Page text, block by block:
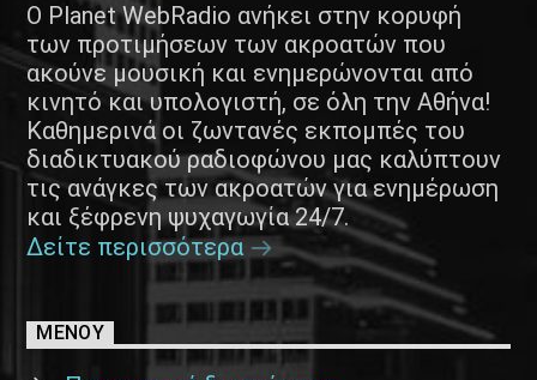
Ο Planet WebRadio ανήκει στην κορυφή
των προτιμήσεων των ακροατών που
ακούνε μουσική και ενημερώνονται από
κινητό και υπολογιστή, σε όλη την Αθήνα!
Καθημερινά οι ζωντανές εκπομπές του
διαδικτυακού ραδιοφώνου μας καλύπτουν
τις ανάγκες των ακροατών για ενημέρωση
και ξέφρενη ψυχαγωγία 24/7.
Δείτε περισσότερα
ΜΕΝΟΥ